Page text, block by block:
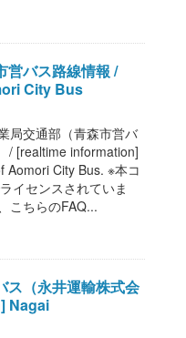
営バス路線情報 /
City Bus
局交通部（青森市営バ
/ [realtime information]
Aomori City Bus. ※本コ
イセンスされていま
こちらのFAQ...
ス（永井運輸株式会
Nagai